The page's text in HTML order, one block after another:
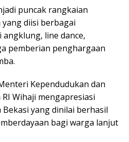
puncak rangkaian
diisi berbagai
line dance,
pemberian penghargaan
Kependudukan dan
Wihaji mengapresiasi
yang dinilai berhasil
bagi warga lanjut